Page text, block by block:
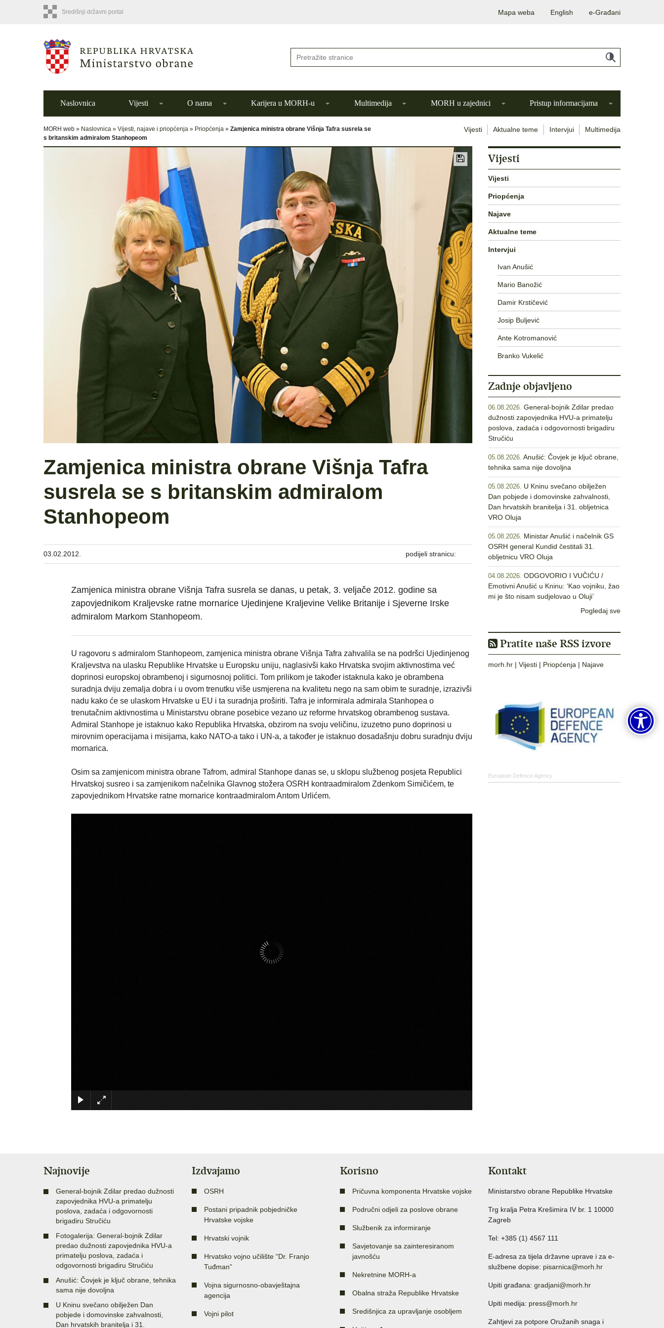
Središnji državni portal Mapa weba English e-Građani
Naslovnica Vijesti O nama Karijera u MORH-u Multimedija MORH u zajednici Pristup informacijama
MORH web » Naslovnica » Vijesti, najave i priopćenja » Priopćenja » Zamjenica ministra obrane Višnja Tafra susrela se
s britanskim admiralom Stanhopeom
Vijesti Aktualne teme Intervjui Multimedija
Zamjenica ministra obrane Višnja Tafra
susrela se s britanskim admiralom
Stanhopeom
03.02.2012. podijeli stranicu:
Zamjenica ministra obrane Višnja Tafra susrela se danas, u petak, 3. veljače 2012. godine sa
zapovjednikom Kraljevske ratne mornarice Ujedinjene Kraljevine Velike Britanije i Sjeverne Irske
admiralom Markom Stanhopeom.
U ragovoru s admiralom Stanhopeom, zamjenica ministra obrane Višnja Tafra zahvalila se na podršci Ujedinjenog
Kraljevstva na ulasku Republike Hrvatske u Europsku uniju, naglasivši kako Hrvatska svojim aktivnostima već
doprinosi europskoj obrambenoj i sigurnosnoj politici. Tom prilikom je također istaknula kako je obrambena
suradnja dviju zemalja dobra i u ovom trenutku više usmjerena na kvalitetu nego na sam obim te suradnje, izrazivši
nadu kako će se ulaskom Hrvatske u EU i ta suradnja proširiti. Tafra je informirala admirala Stanhopea o
trenutačnim aktivnostima u Ministarstvu obrane posebice vezano uz reforme hrvatskog obrambenog sustava.
Admiral Stanhope je istaknuo kako Republika Hrvatska, obzirom na svoju veličinu, izuzetno puno doprinosi u
mirovnim operacijama i misijama, kako NATO-a tako i UN-a, a također je istaknuo dosadašnju dobru suradnju dviju
mornarica.
Osim sa zamjenicom ministra obrane Tafrom, admiral Stanhope danas se, u sklopu službenog posjeta Republici
Hrvatskoj susreo i sa zamjenikom načelnika Glavnog stožera OSRH kontraadmiralom Zdenkom Simičićem, te
zapovjednikom Hrvatske ratne mornarice kontraadmiralom Antom Urlićem.
Vijesti
Vijesti
Priopćenja
Najave
Aktualne teme
Intervjui
Ivan Anušić
Mario Banožić
Damir Krstičević
Josip Buljević
Ante Kotromanović
Branko Vukelić
Zadnje objavljeno
06.08.2026. General-bojnik Zdilar predao
dužnosti zapovjednika HVU-a primatelju
poslova, zadaća i odgovornosti brigadiru
Stručiću
05.08.2026. Anušić: Čovjek je ključ obrane,
tehnika sama nije dovoljna
05.08.2026. U Kninu svečano obilježen
Dan pobjede i domovinske zahvalnosti,
Dan hrvatskih branitelja i 31. obljetnica
VRO Oluja
05.08.2026. Ministar Anušić i načelnik GS
OSRH general Kundid čestitali 31.
obljetnicu VRO Oluja
04.08.2026. ODGOVORIO I VUČIĆU /
Emotivni Anušić u Kninu: ‘Kao vojniku, žao
mi je što nisam sudjelovao u Oluji’
Pogledaj sve
Pratite naše RSS izvore
morh.hr | Vijesti | Priopćenja | Najave
European Defence Agency
Najnovije
General-bojnik Zdilar predao dužnosti
zapovjednika HVU-a primatelju
poslova, zadaća i odgovornosti
brigadiru Stručiću
Fotogalerija: General-bojnik Zdilar
predao dužnosti zapovjednika HVU-a
primatelju poslova, zadaća i
odgovornosti brigadiru Stručiću
Anušić: Čovjek je ključ obrane, tehnika
sama nije dovoljna
U Kninu svečano obilježen Dan
pobjede i domovinske zahvalnosti,
Dan hrvatskih branitelja i 31.
Izdvajamo
OSRH
Postani pripadnik pobjedničke
Hrvatske vojske
Hrvatski vojnik
Hrvatsko vojno učilište “Dr. Franjo
Tuđman”
Vojna sigurnosno-obavještajna
agencija
Vojni pilot
Korisno
Pričuvna komponenta Hrvatske vojske
Područni odjeli za poslove obrane
Službenik za informiranje
Savjetovanje sa zainteresiranom
javnošću
Nekretnine MORH-a
Obalna straža Republike Hrvatske
Središnjica za upravljanje osobljem
Kontakt
Ministarstvo obrane Republike Hrvatske
Trg kralja Petra Krešimira IV br. 1 10000
Zagreb
Tel: +385 (1) 4567 111
E-adresa za tijela državne uprave i za e-
službene dopise: pisarnica@morh.hr
Upiti građana: gradjani@morh.hr
Upiti medija: press@morh.hr
Zahtjevi za potpore Oružanih snaga i